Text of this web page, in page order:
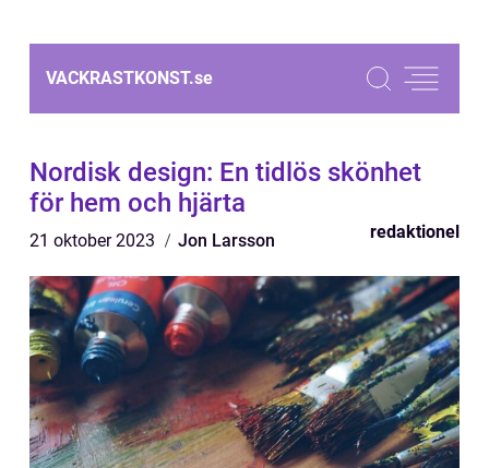
VACKRASTKONST.se
Nordisk design: En tidlös skönhet
för hem och hjärta
21 oktober 2023 Jon Larsson redaktionel